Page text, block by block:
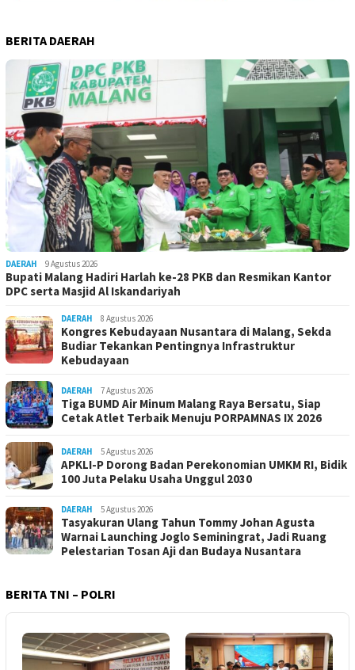
BERITA DAERAH
DAERAH 9 Agustus 2026
Bupati Malang Hadiri Harlah ke-28 PKB dan Resmikan Kantor
DPC serta Masjid Al Iskandariyah
DAERAH 8 Agustus 2026
Kongres Kebudayaan Nusantara di Malang, Sekda
Budiar Tekankan Pentingnya Infrastruktur
Kebudayaan
DAERAH 7 Agustus 2026
Tiga BUMD Air Minum Malang Raya Bersatu, Siap
Cetak Atlet Terbaik Menuju PORPAMNAS IX 2026
DAERAH 5 Agustus 2026
APKLI-P Dorong Badan Perekonomian UMKM RI, Bidik
100 Juta Pelaku Usaha Unggul 2030
DAERAH 5 Agustus 2026
Tasyakuran Ulang Tahun Tommy Johan Agusta
Warnai Launching Joglo Seminingrat, Jadi Ruang
Pelestarian Tosan Aji dan Budaya Nusantara
BERITA TNI – POLRI